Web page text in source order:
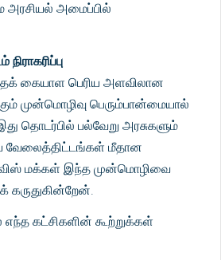
அரசியல் அமைப்பில்
கையாள பெரிய அளவிலான
முன்மொழிவு பெரும்பான்மையால்
இது தொடர்பில் பல்வேறு அரசுகளும்
வேலைத்திட்டங்கள் மீதான
மக்கள் இந்த முன்மொழிவை
கருதுகின்றேன்.
எந்த கட்சிகளின் கூற்றுக்கள்